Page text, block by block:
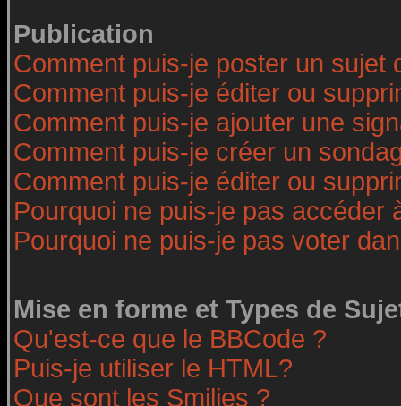
Publication
Comment puis-je poster un sujet
Comment puis-je éditer ou
Comment puis-je ajouter une
Comment puis-je créer un
Comment puis-je éditer ou
Pourquoi ne puis-je pas accéder
Pourquoi ne puis-je pas voter
Mise en forme et Types de
Qu'est-ce que le BBCode ?
Puis-je utiliser le HTML?
Que sont les Smilies ?